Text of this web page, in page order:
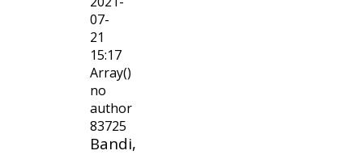
07-
21
15:17
Array()
no
author
83725
Bandi,